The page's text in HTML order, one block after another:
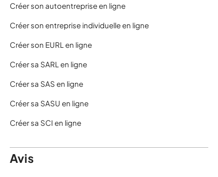
Créer son autoentreprise en ligne
Créer son entreprise individuelle en ligne
Créer son EURL en ligne
Créer sa SARL en ligne
Créer sa SAS en ligne
Créer sa SASU en ligne
Créer sa SCI en ligne
Avis